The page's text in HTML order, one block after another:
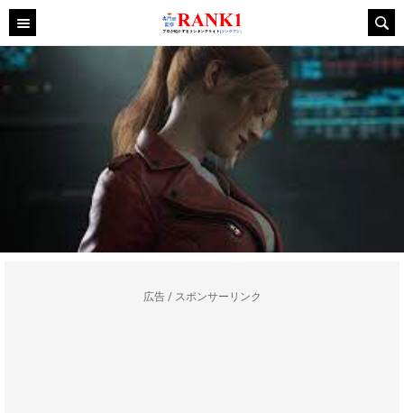
広告 / スポンサーリンク